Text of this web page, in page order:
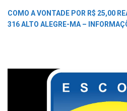
COMO A VONTADE POR R$ 25,00
316 ALTO ALEGRE-MA –